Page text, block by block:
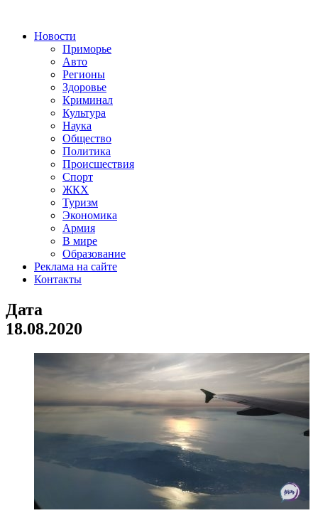
Новости
Приморье
Авто
Регионы
Здоровье
Криминал
Культура
Наука
Общество
Политика
Происшествия
Спорт
ЖКХ
Туризм
Экономика
Армия
В мире
Образование
Реклама на сайте
Контакты
Дата
18.08.2020